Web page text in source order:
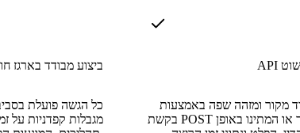
ביצוע מבודד בארגז
כל הגשה פועלת
מגבלות קפדניות על
מקור ומזהה שפה באמצעות
בקשת POST יחידה ובצעו סקר או המתינו באופן